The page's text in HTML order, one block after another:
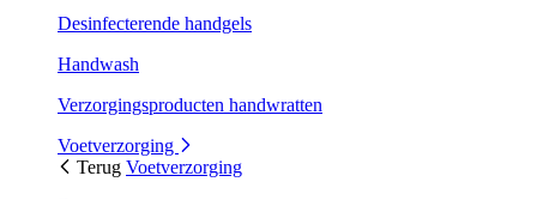
Desinfecterende handgels
Handwash
Verzorgingsproducten handwratten
Voetverzorging
Terug Voetverzorging